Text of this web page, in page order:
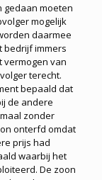
gedaan moeten
mogelijk
daarmee
bedrijf immers
vermogen van
terecht.
bepaald dat
de andere
zonder
onterfd omdat
prijs had
waarbij het
De zoon